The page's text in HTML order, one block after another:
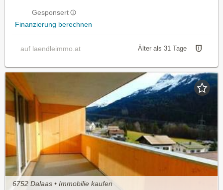
Gesponsert
Finanzierung berechnen
auf laendleimmo.at Älter als 31 Tage
6752 Dalaas • Immobilie kaufen